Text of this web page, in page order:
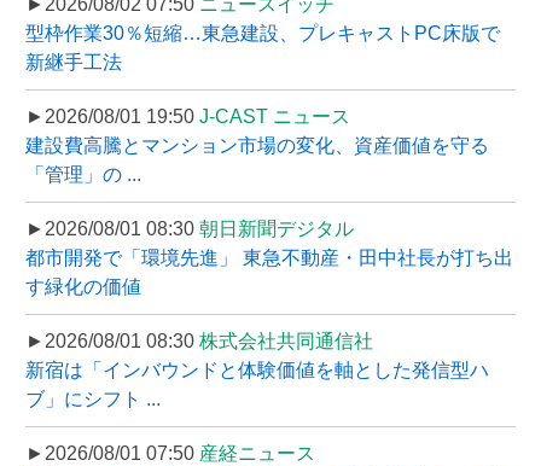
型枠作業30％短縮…東急建設、プレキャストPC床版で
新継手工法
►2026/08/01 19:50 J-CAST ニュース
建設費高騰とマンション市場の変化、資産価値を守る
「管理」の ...
►2026/08/01 08:30 朝日新聞デジタル
都市開発で「環境先進」 東急不動産・田中社長が打ち出
す緑化の価値
►2026/08/01 08:30 株式会社共同通信社
新宿は「インバウンドと体験価値を軸とした発信型ハ
ブ」にシフト ...
►2026/08/01 07:50 産経ニュース